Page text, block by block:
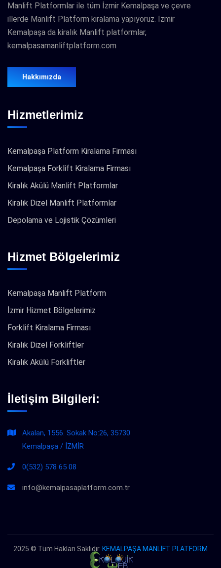
Manlift Platformlar ile tüm İzmir Kemalpaşa ve çevre
illerde Manlift Platform kiralama yapıyoruz. İzmir
Kemalpaşa da kiralık Manlift platformlar,
kemalpasamanliftplatform.com
Hakkımızda
Hizmetlerimiz
Kemalpaşa Platform Kiralama Firması
Kemalpaşa Forklift Kiralama Firması
Kiralık Akülü Manlift Platformlar
Kiralık Dizel Manlift Platformlar
Depolama ve Lojistik Çözümleri
Hizmet Bölgelerimiz
Kemalpaşa Manlift Platform
İzmir Hizmet Bölgelerimiz
Forklift Kiralama Firması
Kiralık Dizel Forkliftler
Kiralık Akülü Forkliftler
İletişim Bilgileri:
Akalan, 1556. Sokak No:26, 35730
Kemalpaşa / İZMİR
0(532) 578 65 08
info@kemalpasaplatform.com.tr
2025 © Tüm Hakları Saklıdır. KEMALPAŞA MANLİFT PLATFORM